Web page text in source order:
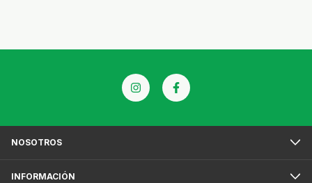
NOSOTROS
INFORMACIÓN